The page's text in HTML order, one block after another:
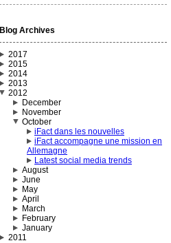
Blog Archives
2017
2015
2014
2013
2012
December
November
October
iFact dans les nouvelles
iFact accompagne une mission en
Allemagne
Latest social media trends
August
June
May
April
March
February
January
2011